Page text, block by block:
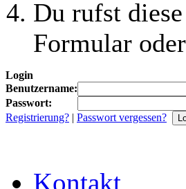
Du rufst
Formular
Login
Benutzername:
Passwort:
Registrierung? | Passwort vergessen?
Kontakt